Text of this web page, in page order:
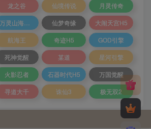
龙之谷
仙境传说
月灵传奇
仙梦奇缘
大闹天宫H5
航海王
奇迹H5
GOD引擎
死神觉醒
某道
星河引擎
火影忍者
石器时代H5
万国觉醒
寻道大千
诛仙3 极无双2